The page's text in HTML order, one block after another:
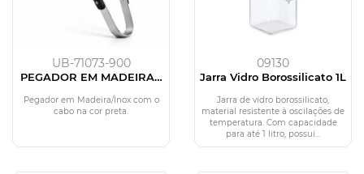
UB-71073-900
PEGADOR EM MADEIRA /
Pegador em Madeira/Inox com o
cabo na cor preta.
09130
Jarra Vidro Borossilicato 1L
Jarra de vidro borossilicato,
material resistente à oscilações de
temperatura. Com capacidade
para até 1 litro, possui...